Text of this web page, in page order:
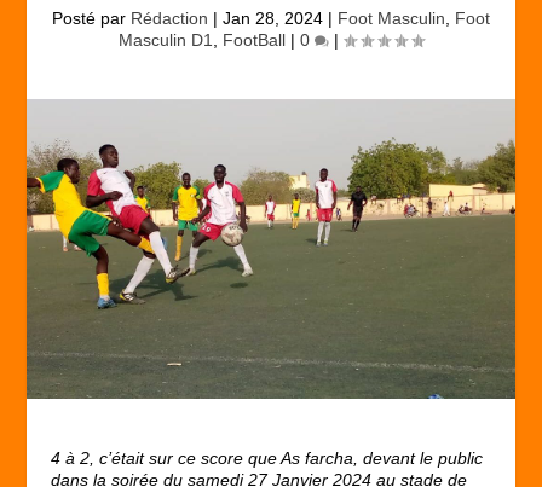
Posté par Rédaction | Jan 28, 2024 | Foot Masculin
Foot
Masculin D1
FootBall | 0 |
4 à 2, c’était sur ce score que As farcha, devant le public
dans la soirée du samedi 27 Janvier 2024 au stade de